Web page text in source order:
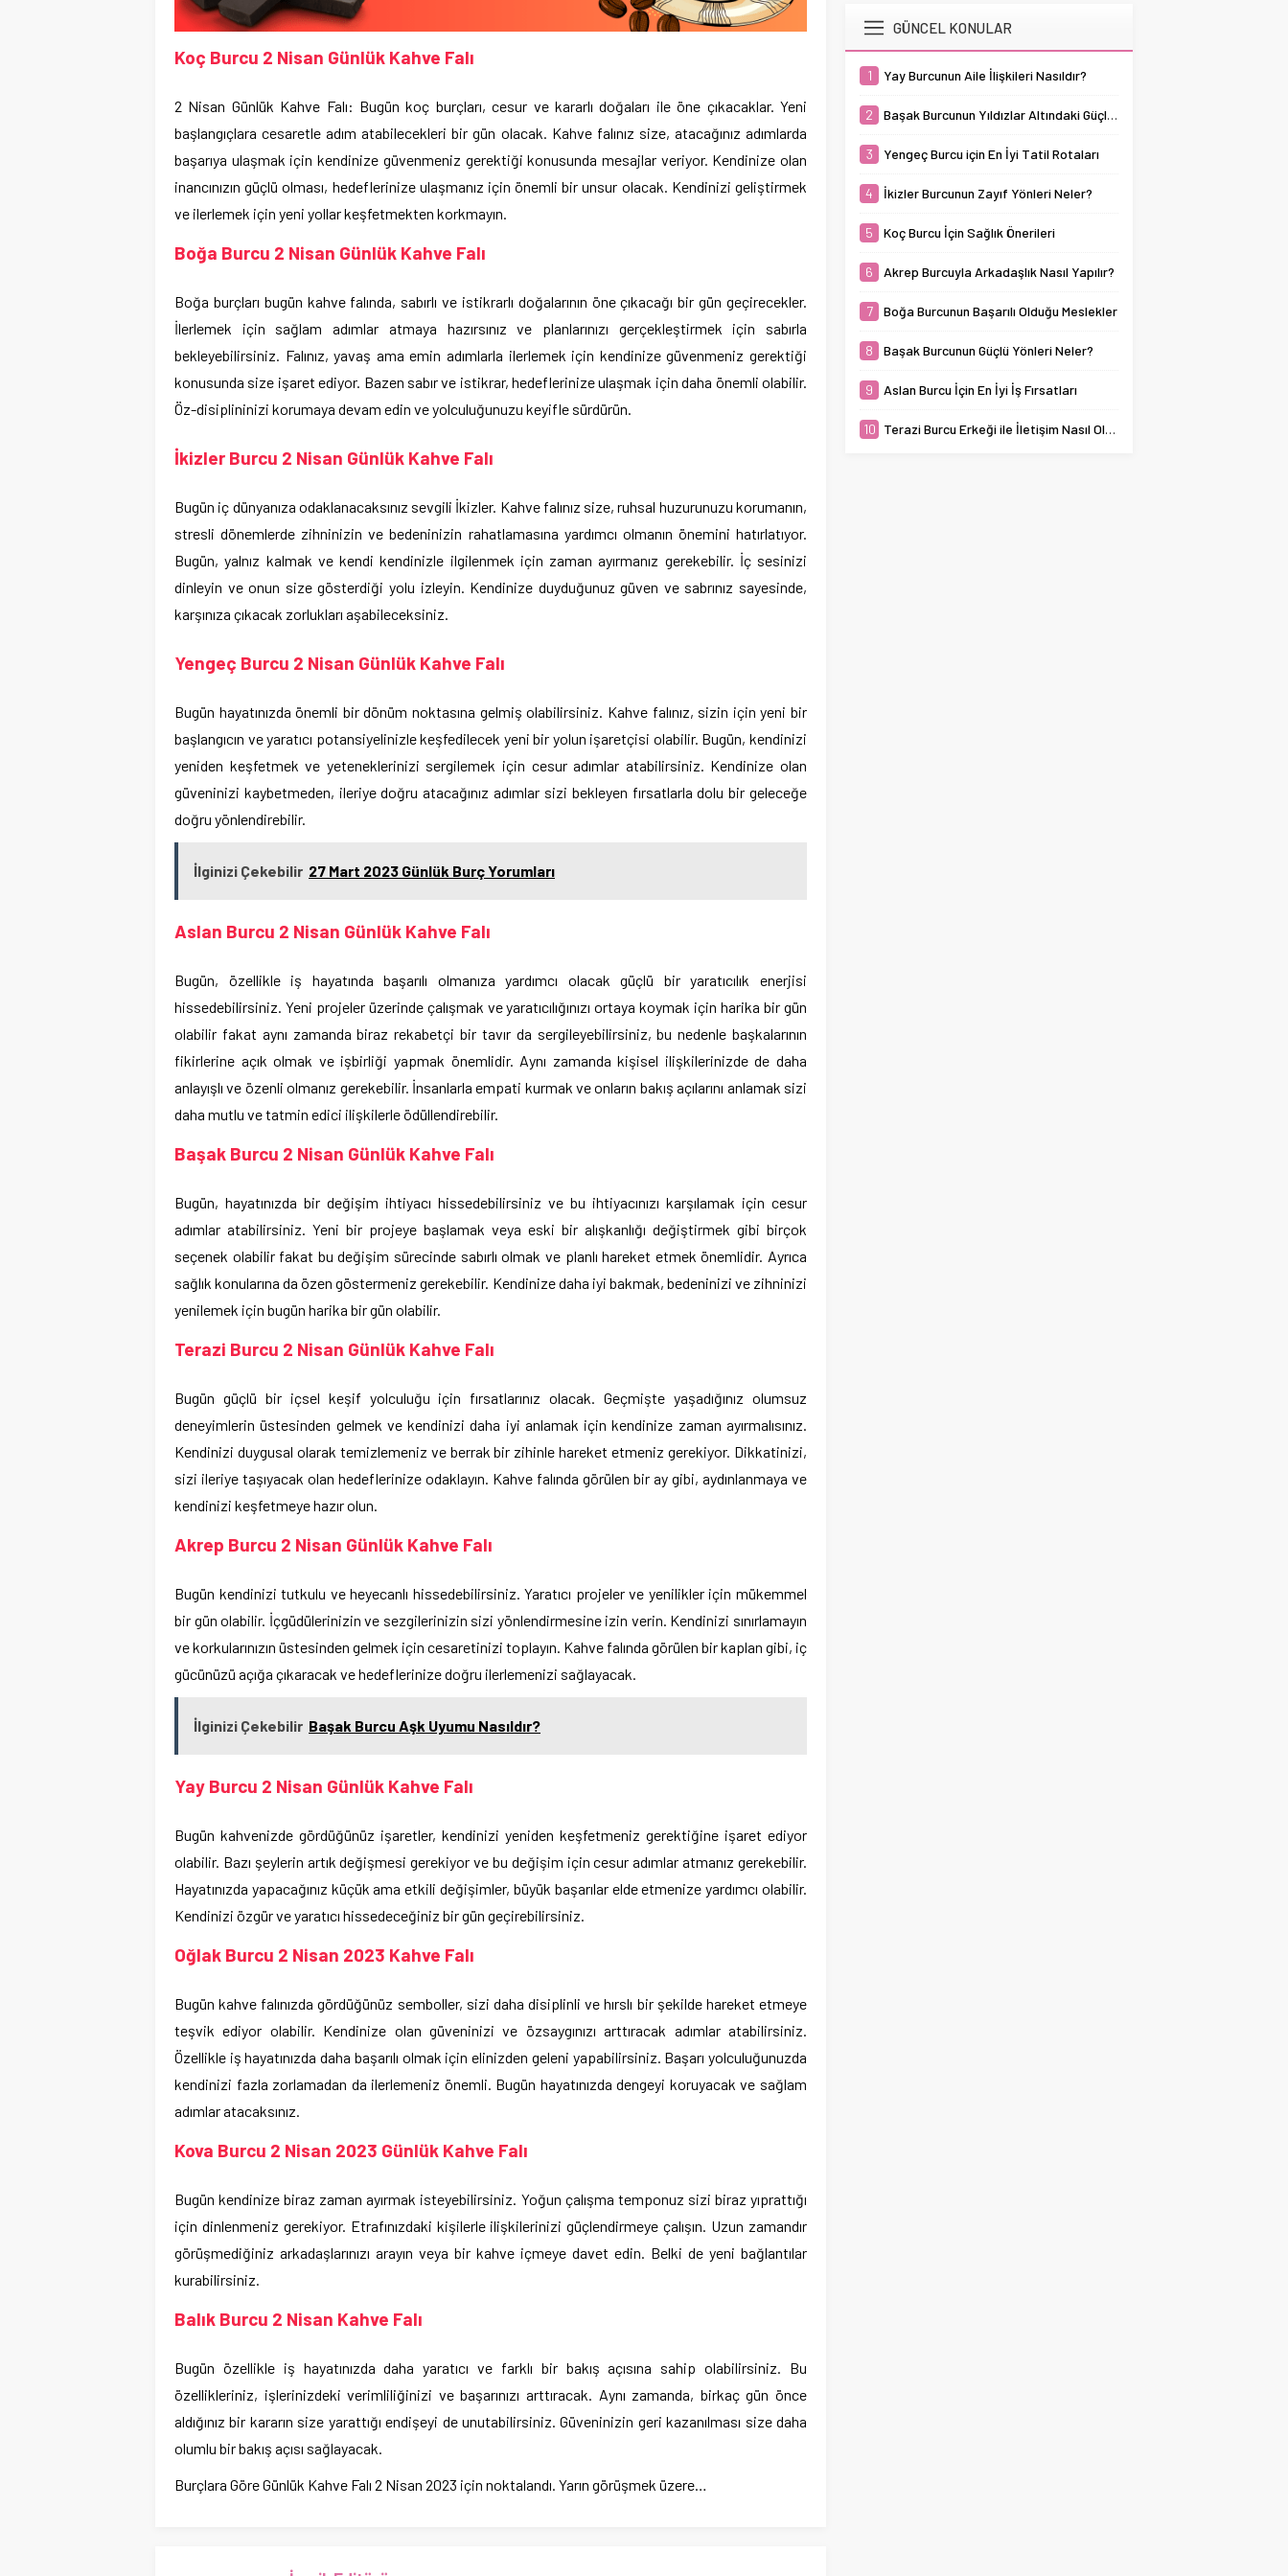
Koç Burcu 2 Nisan Günlük Kahve Falı
2 Nisan Günlük Kahve Falı: Bugün koç burçları, cesur ve kararlı doğaları ile öne çıkacaklar. Yeni
başlangıçlara cesaretle adım atabilecekleri bir gün olacak. Kahve falınız size, atacağınız adımlarda
başarıya ulaşmak için kendinize güvenmeniz gerektiği konusunda mesajlar veriyor. Kendinize olan
inancınızın güçlü olması, hedeflerinize ulaşmanız için önemli bir unsur olacak. Kendinizi geliştirmek
ve ilerlemek için yeni yollar keşfetmekten korkmayın.
Boğa Burcu 2 Nisan Günlük Kahve Falı
Boğa burçları bugün kahve falında, sabırlı ve istikrarlı doğalarının öne çıkacağı bir gün geçirecekler.
İlerlemek için sağlam adımlar atmaya hazırsınız ve planlarınızı gerçekleştirmek için sabırla
bekleyebilirsiniz. Falınız, yavaş ama emin adımlarla ilerlemek için kendinize güvenmeniz gerektiği
konusunda size işaret ediyor. Bazen sabır ve istikrar, hedeflerinize ulaşmak için daha önemli olabilir.
Öz-disiplininizi korumaya devam edin ve yolculuğunuzu keyifle sürdürün.
İkizler Burcu 2 Nisan Günlük Kahve Falı
Bugün iç dünyanıza odaklanacaksınız sevgili İkizler. Kahve falınız size, ruhsal huzurunuzu korumanın,
stresli dönemlerde zihninizin ve bedeninizin rahatlamasına yardımcı olmanın önemini hatırlatıyor.
Bugün, yalnız kalmak ve kendi kendinizle ilgilenmek için zaman ayırmanız gerekebilir. İç sesinizi
dinleyin ve onun size gösterdiği yolu izleyin. Kendinize duyduğunuz güven ve sabrınız sayesinde,
karşınıza çıkacak zorlukları aşabileceksiniz.
Yengeç Burcu 2 Nisan Günlük Kahve Falı
Bugün hayatınızda önemli bir dönüm noktasına gelmiş olabilirsiniz. Kahve falınız, sizin için yeni bir
başlangıcın ve yaratıcı potansiyelinizle keşfedilecek yeni bir yolun işaretçisi olabilir. Bugün, kendinizi
yeniden keşfetmek ve yeteneklerinizi sergilemek için cesur adımlar atabilirsiniz. Kendinize olan
güveninizi kaybetmeden, ileriye doğru atacağınız adımlar sizi bekleyen fırsatlarla dolu bir geleceğe
doğru yönlendirebilir.
İlginizi Çekebilir 27 Mart 2023 Günlük Burç Yorumları
Aslan Burcu 2 Nisan Günlük Kahve Falı
Bugün, özellikle iş hayatında başarılı olmanıza yardımcı olacak güçlü bir yaratıcılık enerjisi
hissedebilirsiniz. Yeni projeler üzerinde çalışmak ve yaratıcılığınızı ortaya koymak için harika bir gün
olabilir fakat aynı zamanda biraz rekabetçi bir tavır da sergileyebilirsiniz, bu nedenle başkalarının
fikirlerine açık olmak ve işbirliği yapmak önemlidir. Aynı zamanda kişisel ilişkilerinizde de daha
anlayışlı ve özenli olmanız gerekebilir. İnsanlarla empati kurmak ve onların bakış açılarını anlamak sizi
daha mutlu ve tatmin edici ilişkilerle ödüllendirebilir.
Başak Burcu 2 Nisan Günlük Kahve Falı
Bugün, hayatınızda bir değişim ihtiyacı hissedebilirsiniz ve bu ihtiyacınızı karşılamak için cesur
adımlar atabilirsiniz. Yeni bir projeye başlamak veya eski bir alışkanlığı değiştirmek gibi birçok
seçenek olabilir fakat bu değişim sürecinde sabırlı olmak ve planlı hareket etmek önemlidir. Ayrıca
sağlık konularına da özen göstermeniz gerekebilir. Kendinize daha iyi bakmak, bedeninizi ve zihninizi
yenilemek için bugün harika bir gün olabilir.
Terazi Burcu 2 Nisan Günlük Kahve Falı
Bugün güçlü bir içsel keşif yolculuğu için fırsatlarınız olacak. Geçmişte yaşadığınız olumsuz
deneyimlerin üstesinden gelmek ve kendinizi daha iyi anlamak için kendinize zaman ayırmalısınız.
Kendinizi duygusal olarak temizlemeniz ve berrak bir zihinle hareket etmeniz gerekiyor. Dikkatinizi,
sizi ileriye taşıyacak olan hedeflerinize odaklayın. Kahve falında görülen bir ay gibi, aydınlanmaya ve
kendinizi keşfetmeye hazır olun.
Akrep Burcu 2 Nisan Günlük Kahve Falı
Bugün kendinizi tutkulu ve heyecanlı hissedebilirsiniz. Yaratıcı projeler ve yenilikler için mükemmel
bir gün olabilir. İçgüdülerinizin ve sezgilerinizin sizi yönlendirmesine izin verin. Kendinizi sınırlamayın
ve korkularınızın üstesinden gelmek için cesaretinizi toplayın. Kahve falında görülen bir kaplan gibi, iç
gücünüzü açığa çıkaracak ve hedeflerinize doğru ilerlemenizi sağlayacak.
İlginizi Çekebilir Başak Burcu Aşk Uyumu Nasıldır?
Yay Burcu 2 Nisan Günlük Kahve Falı
Bugün kahvenizde gördüğünüz işaretler, kendinizi yeniden keşfetmeniz gerektiğine işaret ediyor
olabilir. Bazı şeylerin artık değişmesi gerekiyor ve bu değişim için cesur adımlar atmanız gerekebilir.
Hayatınızda yapacağınız küçük ama etkili değişimler, büyük başarılar elde etmenize yardımcı olabilir.
Kendinizi özgür ve yaratıcı hissedeceğiniz bir gün geçirebilirsiniz.
Oğlak Burcu 2 Nisan 2023 Kahve Falı
Bugün kahve falınızda gördüğünüz semboller, sizi daha disiplinli ve hırslı bir şekilde hareket etmeye
teşvik ediyor olabilir. Kendinize olan güveninizi ve özsaygınızı arttıracak adımlar atabilirsiniz.
Özellikle iş hayatınızda daha başarılı olmak için elinizden geleni yapabilirsiniz. Başarı yolculuğunuzda
kendinizi fazla zorlamadan da ilerlemeniz önemli. Bugün hayatınızda dengeyi koruyacak ve sağlam
adımlar atacaksınız.
Kova Burcu 2 Nisan 2023 Günlük Kahve Falı
Bugün kendinize biraz zaman ayırmak isteyebilirsiniz. Yoğun çalışma temponuz sizi biraz yıprattığı
için dinlenmeniz gerekiyor. Etrafınızdaki kişilerle ilişkilerinizi güçlendirmeye çalışın. Uzun zamandır
görüşmediğiniz arkadaşlarınızı arayın veya bir kahve içmeye davet edin. Belki de yeni bağlantılar
kurabilirsiniz.
Balık Burcu 2 Nisan Kahve Falı
Bugün özellikle iş hayatınızda daha yaratıcı ve farklı bir bakış açısına sahip olabilirsiniz. Bu
özellikleriniz, işlerinizdeki verimliliğinizi ve başarınızı arttıracak. Aynı zamanda, birkaç gün önce
aldığınız bir kararın size yarattığı endişeyi de unutabilirsiniz. Güveninizin geri kazanılması size daha
olumlu bir bakış açısı sağlayacak.
Burçlara Göre Günlük Kahve Falı 2 Nisan 2023 için noktalandı. Yarın görüşmek üzere…
burç sadık,...
meslekler arasında,
sabır, disiplin ve
kararlılık gerektiren
alanlar öne çıkar. Boğa
düzenli burçlarından biri
olarak tanınır. Başak
burcunun güçlü yönleri
belirgin özellikleri, işine
mükemmeliyetçilik
GÜNCEL KONULAR
1 Yay Burcunun Aile İlişkileri Nasıldır?
2 Başak Burcunun Yıldızlar Altındaki Güçlü Yanları
3 Yengeç Burcu için En İyi Tatil Rotaları
4 İkizler Burcunun Zayıf Yönleri Neler?
5 Koç Burcu İçin Sağlık Önerileri
6 Akrep Burcuyla Arkadaşlık Nasıl Yapılır?
7 Boğa Burcunun Başarılı Olduğu Meslekler
8 Başak Burcunun Güçlü Yönleri Neler?
9 Aslan Burcu İçin En İyi İş Fırsatları
10 Terazi Burcu Erkeği ile İletişim Nasıl Olmalı?